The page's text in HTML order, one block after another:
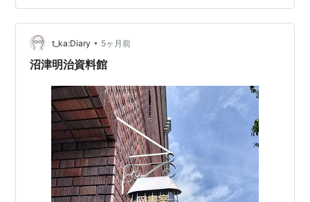
てみました。 「町田って、神奈川じゃないの？」── 町
田で生まれ育った私も、市外の方からこう聞かれること
が本当に多いんです。地図を開いてみると、町田市は神
奈川県側に半島のようにせり出し…
t_ka:Diary • 5ヶ月前
沼津明治資料館